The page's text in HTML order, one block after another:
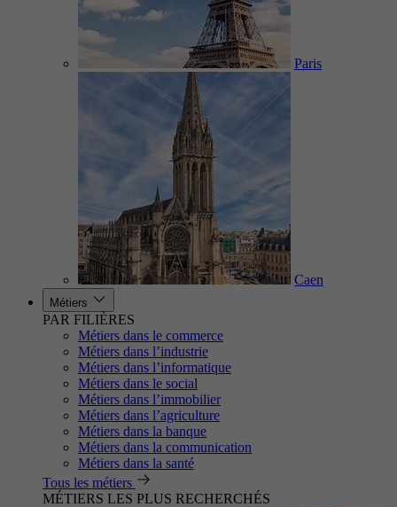
Paris
Caen
Métiers
PAR FILIÈRES
Métiers dans le commerce
Métiers dans l’industrie
Métiers dans l’informatique
Métiers dans le social
Métiers dans l’immobilier
Métiers dans l’agriculture
Métiers dans la banque
Métiers dans la communication
Métiers dans la santé
Tous les métiers
MÉTIERS LES PLUS RECHERCHÉS